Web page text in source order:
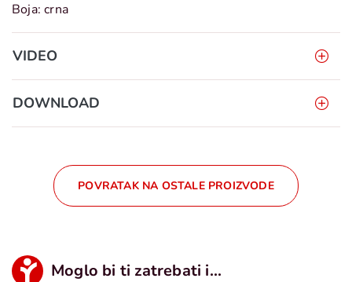
Boja: crna
VIDEO
DOWNLOAD
POVRATAK NA OSTALE PROIZVODE
Moglo bi ti zatrebati i...